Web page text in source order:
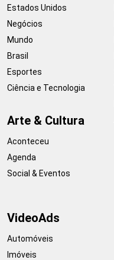
Estados Unidos
Negócios
Mundo
Brasil
Esportes
Ciência e Tecnologia
Arte & Cultura
Aconteceu
Agenda
Social & Eventos
VideoAds
Automóveis
Imóveis